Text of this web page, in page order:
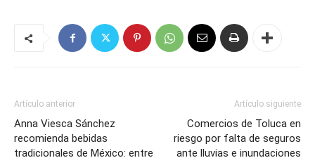
Artículo anterior
Anna Viesca Sánchez
recomienda bebidas
tradicionales de México: entre
Artículo siguiente
Comercios de Toluca en
riesgo por falta de seguros
ante lluvias e inundaciones